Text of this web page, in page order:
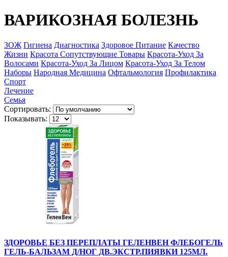
ВАРИКОЗНАЯ БОЛЕЗНЬ
ЗОЖ Гигиена Диагностика Здоровое Питание Качество
Жизни Красота Сопутствующие Товары Красота-Уход За
Волосами Красота-Уход За Лицом Красота-Уход За Телом
Наборы Народная Медицина Офтальмология Профилактика
Спорт
Лечение
Семья
Сортировать:
Показывать:
ЗДОРОВЬЕ БЕЗ ПЕРЕПЛАТЫ ГЕЛЕНВЕН ФЛЕБОГЕЛЬ
ГЕЛЬ-БАЛЬЗАМ Д/НОГ ДВ.ЭКСТР.ПИЯВКИ 125МЛ.